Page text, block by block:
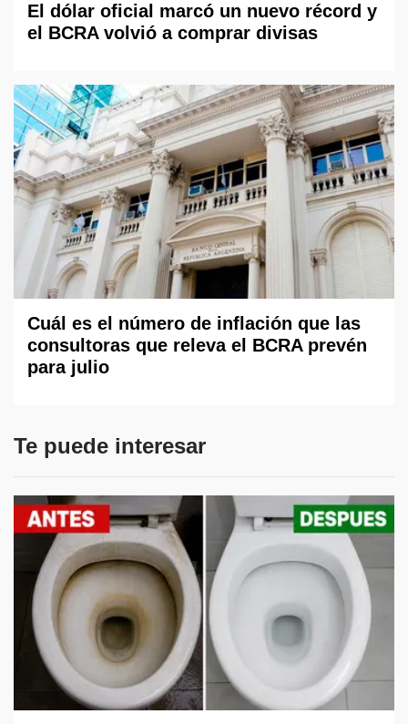
El dólar oficial marcó un nuevo récord y
el BCRA volvió a comprar divisas
Cuál es el número de inflación que las
consultoras que releva el BCRA prevén
para julio
Te puede interesar